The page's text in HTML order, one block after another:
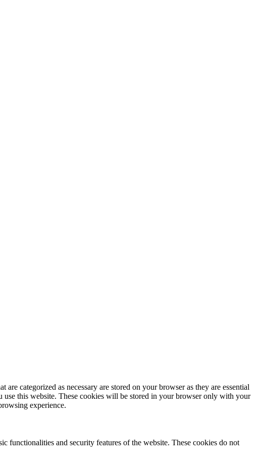
categorized as necessary are stored on your browser as they are essential
this website. These cookies will be stored in your browser only with your
experience.
functionalities and security features of the website. These cookies do not